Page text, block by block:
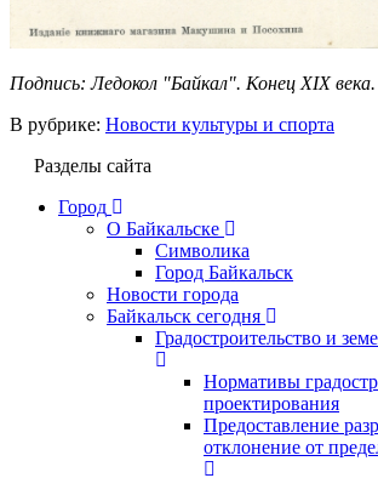
Подпись: Ледокол "Байкал". Конец XIX века.
В рубрике: Новости культуры и спорта
Разделы сайта
Город
О Байкальске
Символика
Город Байкальск
Новости города
Байкальск сегодня
Градостроительство и
Нормативы
проектирования
Предоставление
отклонение от